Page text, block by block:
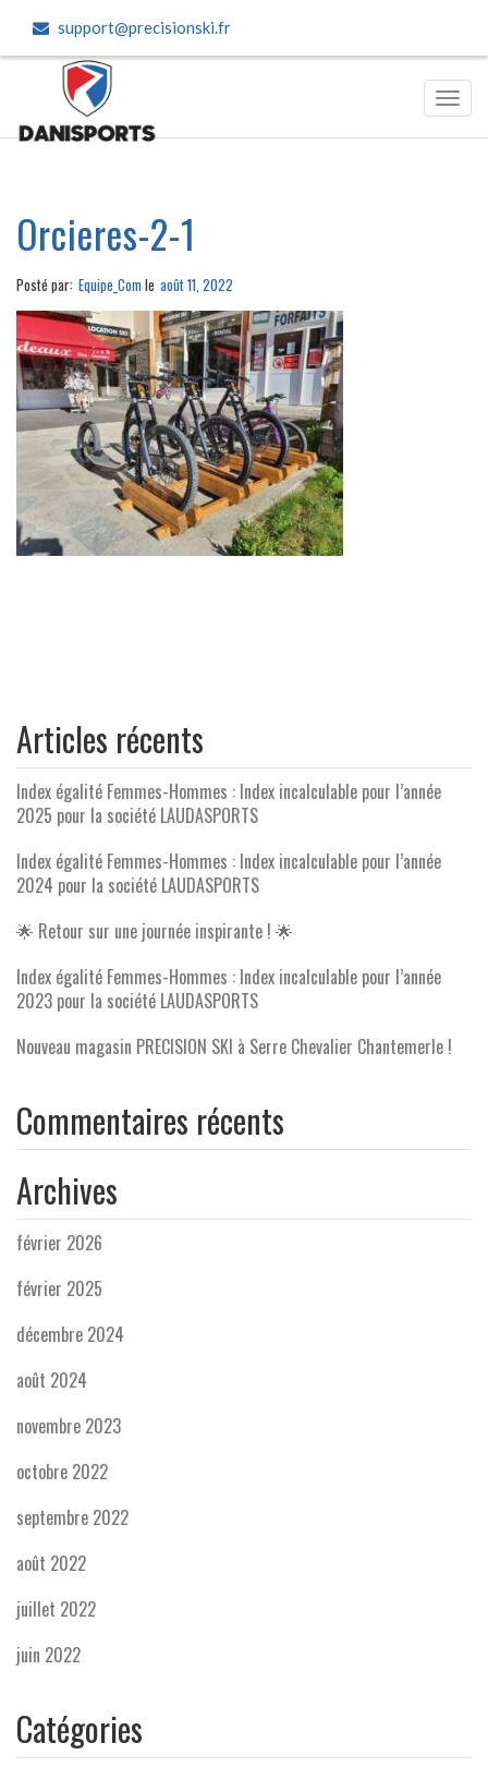
support@precisionski.fr
Orcieres-2-1
Posté par: Equipe_Com le août 11, 2022
Articles récents
Index égalité Femmes-Hommes : Index incalculable pour l’année
2025 pour la société LAUDASPORTS
Index égalité Femmes-Hommes : Index incalculable pour l’année
2024 pour la société LAUDASPORTS
🌟 Retour sur une journée inspirante ! 🌟
Index égalité Femmes-Hommes : Index incalculable pour l’année
2023 pour la société LAUDASPORTS
Nouveau magasin PRECISION SKI à Serre Chevalier Chantemerle !
Commentaires récents
Archives
février 2026
février 2025
décembre 2024
août 2024
novembre 2023
octobre 2022
septembre 2022
août 2022
juillet 2022
juin 2022
Catégories